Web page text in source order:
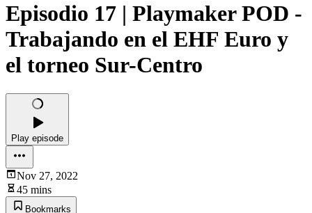
Episodio 17 | Playmaker POD -
Trabajando en el EHF Euro y
el torneo Sur-Centro
Play episode
Nov 27, 2022
45 mins
Bookmarks